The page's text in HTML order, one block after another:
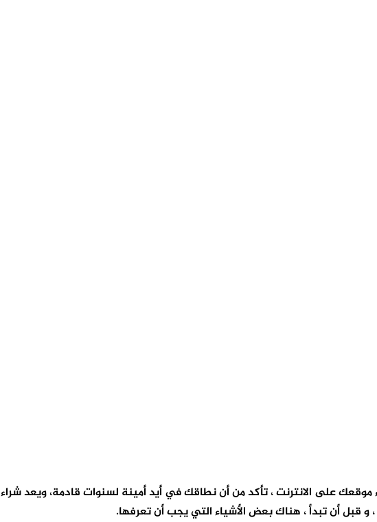
على الانترنت ، تأكد من أن نطاقك في أيد أمينة لسنوات قادمة، ويعد
قبل أن تبدأ ، هناك بعض الأشياء التي يجب أن تعرفها.